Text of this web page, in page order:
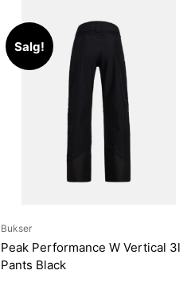
Salg!
Bukser
Peak Performance W Vertical 3l
Pants Black